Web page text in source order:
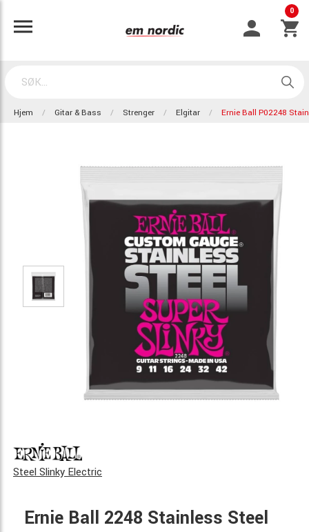
0
Hjem Gitar & Bass Strenger Elgitar Ernie Ball P02248
Steel Slinky Electric
Ernie Ball 2248 Stainless Steel